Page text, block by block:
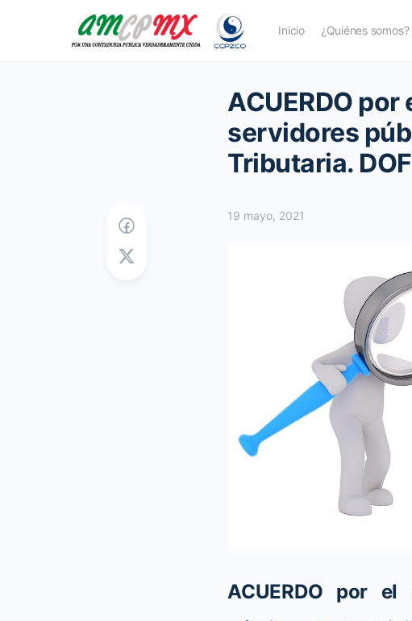
Inicio ¿Quiénes somos?
ACUERDO
servidores
Tributaria.
19 mayo, 2021
ACUERDO por